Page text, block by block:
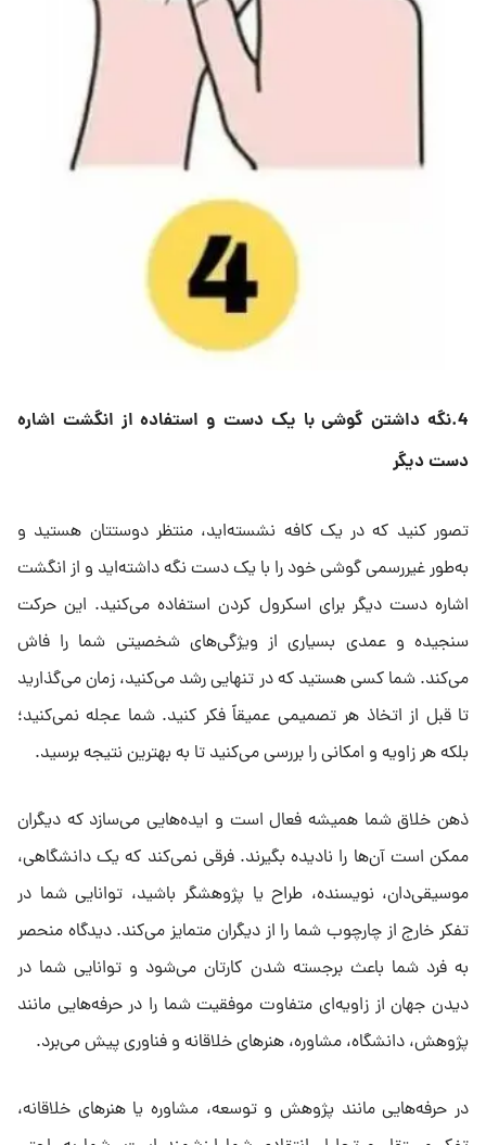
4.نگه داشتن
گوشی با یک دست و استفاده از انگشت اشاره
دست دیگر
تصور کنید که در یک کافه نشسته‌اید، منتظر دوستتان هستید و
به‌طور غیررسمی گوشی خود را با یک دست نگه داشته‌اید و از انگشت
اشاره دست دیگر برای اسکرول کردن استفاده می‌کنید. این حرکت
سنجیده و عمدی بسیاری از ویژگی‌های شخصیتی شما را فاش
می‌کند. شما کسی هستید که در تنهایی رشد می‌کنید، زمان می‌گذارید
تا قبل از اتخاذ هر تصمیمی عمیقاً فکر کنید. شما عجله نمی‌کنید؛
بلکه هر زاویه و امکانی را بررسی می‌کنید تا به بهترین نتیجه برسید.
ذهن خلاق شما همیشه فعال است و ایده‌هایی می‌سازد که دیگران
ممکن است آن‌ها را نادیده بگیرند. فرقی نمی‌کند که یک دانشگاهی،
موسیقی‌دان، نویسنده، طراح یا پژوهشگر باشید، توانایی شما در
تفکر خارج از چارچوب شما را از دیگران متمایز می‌کند. دیدگاه منحصر
به فرد شما باعث برجسته شدن کارتان می‌شود و توانایی شما در
دیدن جهان از زاویه‌ای متفاوت موفقیت شما را در حرفه‌هایی مانند
پژوهش، دانشگاه، مشاوره، هنرهای خلاقانه و فناوری پیش می‌برد.
در حرفه‌هایی مانند پژوهش و توسعه، مشاوره یا هنرهای خلاقانه،